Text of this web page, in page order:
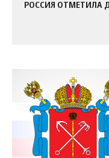
РОССИЯ ОТМЕТИЛА